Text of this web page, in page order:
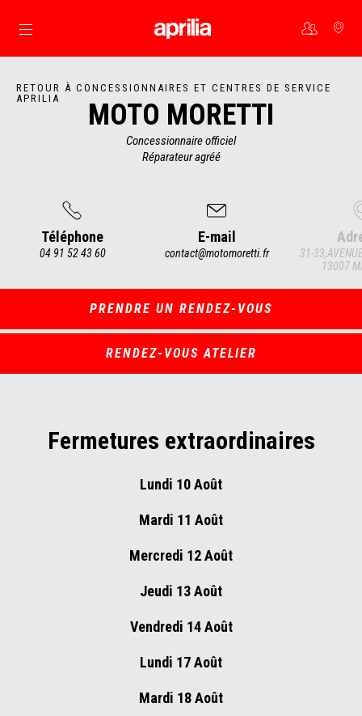
Aller au contenu principal
RETOUR À CONCESSIONNAIRES ET CENTRES DE SERVICE
APRILIA
MOTO MORETTI
Concessionnaire officiel
Réparateur agréé
Téléphone
04 91 52 43 60
E-mail
contact@motomoretti.fr
31-
13007
of
PRENDRE UN RENDEZ-VOUS
RENDEZ-VOUS ATELIER
Fermetures extraordinaires
Lundi 10 Août
Mardi 11 Août
Mercredi 12 Août
Jeudi 13 Août
Vendredi 14 Août
Lundi 17 Août
Mardi 18 Août